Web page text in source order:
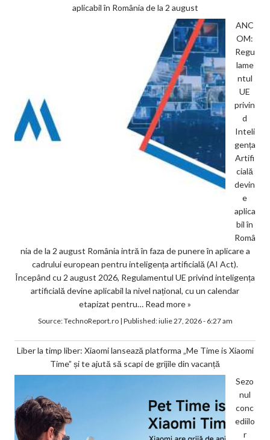
aplicabil în România de la 2 august
ANC
OM:
Regu
lame
ntul
UE
privin
d
Inteli
gența
Artifi
cială
devin
e
aplica
bil în
Româ
nia de la 2 august România intră în faza de punere în aplicare a
cadrului european pentru inteligența artificială (AI Act).
Începând cu 2 august 2026, Regulamentul UE privind inteligența
artificială devine aplicabil la nivel național, cu un calendar
etapizat pentru… Read more »
Source:TechnoReport.ro| Published:iulie 27, 2026 - 6:27 am
Liber la timp liber: Xiaomi lansează platforma „Me Time is Xiaomi
Time” și te ajută să scapi de grijile din vacanță
Sezo
nul
conc
ediilo
r